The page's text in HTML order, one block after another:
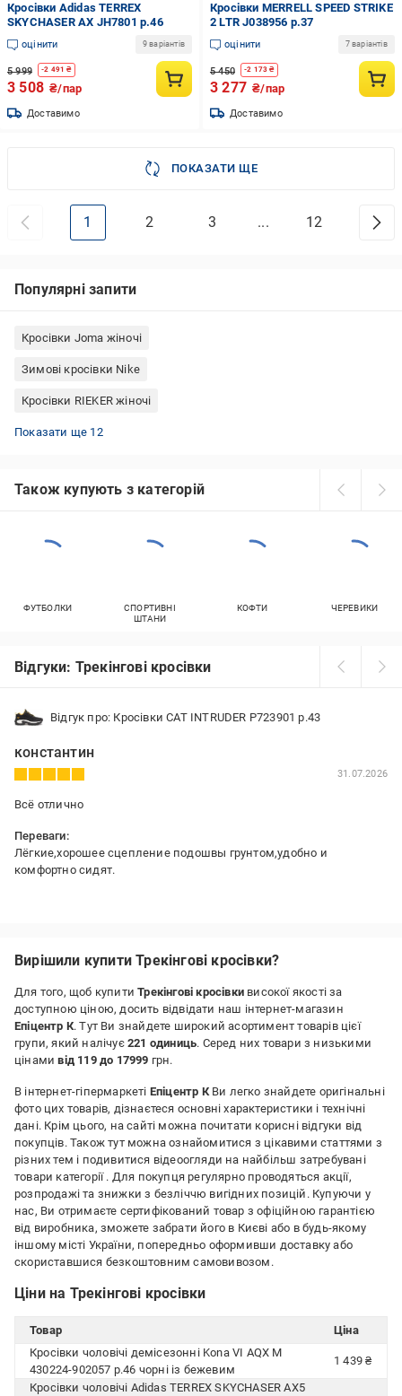
Кросівки Adidas TERREX
SKYCHASER AX JH7801 р.46
оцінити 9 варіантів
5 999 -2 491 ₴
3 508 ₴/пар
Доставимо
Кросівки MERRELL SPEED STRIKE
2 LTR J038956 р.37
оцінити 7 варіантів
5 450 -2 173 ₴
3 277 ₴/пар
Доставимо
ПОКАЗАТИ ЩЕ
1 2 3 ... 12
Популярні запити
Кросівки Joma жіночі
Зимові кросівки Nike
Кросівки RIEKER жіночі
Кросівки Lowa чоловічі
Кросівки для тренування чоловічі
Кросівки жіночі 35 розмір
Дитячі кросівки Puma
Зимові кросівки Пума
Кросівки Reebok жіночі
Зелені кросівки жіночі
Кросівки Adidas чоловічі
Кросівки чоловічі коричневі
Чорні кросівки Puma
Жіночі кросівки Fashion
Спортивні кросівки чоловічі
Показати ще 12
Також купують з категорій
ФУТБОЛКИ
СПОРТИВНІ
ШТАНИ
КОФТИ ЧЕРЕВИКИ
Відгуки: Трекінгові кросівки
Відгук про: Кросівки CAT INTRUDER P723901 р.43
константин
31.07.2026
Всё отлично
Переваги:
Лёгкие,хорошее сцепление подошвы грунтом,удобно и
комфортно сидят.
Вирішили купити Трекінгові кросівки?
Для того, щоб купитиТрекінгові кросівки високої якості за
доступною ціною, досить відвідати наш інтернет-магазин
Епіцентр К. Тут Ви знайдете широкий асортимент товарів цієї
групи, який налічує 221 одиниць. Серед них товари з низькими
цінамивід 119 до 17999 грн.
В інтернет-гіпермаркеті Епіцентр КВи легко знайдете оригінальні
фото цих товарів, дізнаєтеся основні характеристики і технічні
дані. Крім цього, на сайті можна почитати корисні відгуки від
покупців. Також тут можна ознайомитися з цікавими статтями з
різних тем і подивитися відеоогляди на найбільш затребувані
товари категорії . Для покупця регулярно проводяться акції,
розпродажі та знижки з безліччю вигідних позицій. Купуючи у
нас, Ви отримаєте сертифікований товар з офіційною гарантією
від виробника, зможете забрати його в Києві або в будь-якому
іншому місті України, попередньо оформивши доставку або
скориставшися безкоштовним самовивозом.
Ціни на Трекінгові кросівки
Товар
Ціна
Кросівки чоловічі демісезонні Kona VI AQX M
430224-902057 р.46 чорні із бежевим
1 439 ₴
Кросівки чоловічі Adidas TERREX SKYCHASER AX5